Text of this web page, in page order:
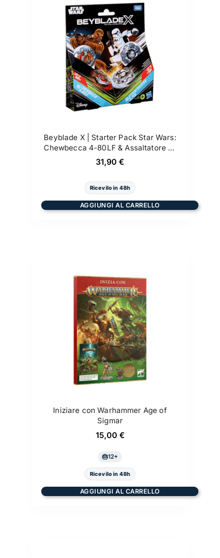
Beyblade X | Starter Pack Star Wars:
Chewbecca 4-80LF & Assaltatore 5-
70B
31,90 €
Ricevilo in 48h
AGGIUNGI AL CARRELLO
Iniziare con Warhammer Age of
Sigmar
15,00 €
12+
Ricevilo in 48h
AGGIUNGI AL CARRELLO